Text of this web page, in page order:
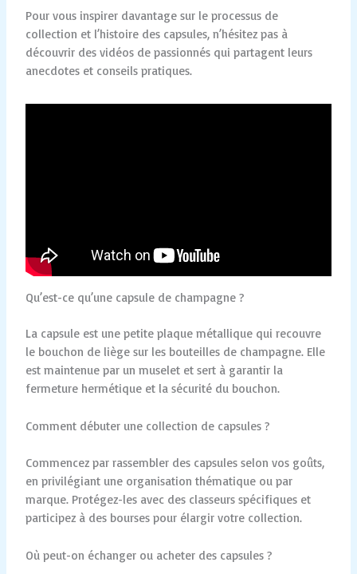
Pour vous inspirer davantage sur le processus de
collection et l’histoire des capsules, n’hésitez pas à
découvrir des vidéos de passionnés qui partagent leurs
anecdotes et conseils pratiques.
Qu’est-ce qu’une capsule de champagne ?
La capsule est une petite plaque métallique qui recouvre
le bouchon de liège sur les bouteilles de champagne. Elle
est maintenue par un muselet et sert à garantir la
fermeture hermétique et la sécurité du bouchon.
Comment débuter une collection de capsules ?
Commencez par rassembler des capsules selon vos goûts,
en privilégiant une organisation thématique ou par
marque. Protégez-les avec des classeurs spécifiques et
participez à des bourses pour élargir votre collection.
Où peut-on échanger ou acheter des capsules ?